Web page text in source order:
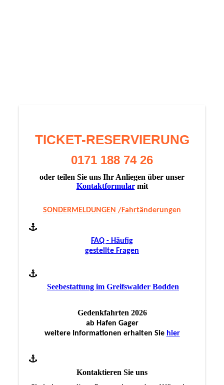
TICKET-RESERVIERUNG
0171 188 74 26
oder teilen Sie uns Ihr Anliegen über unser
Kontaktformularmit
SONDERMELDUNGEN /Fahrtänderungen
FAQ - Häufig
gestellte Fragen
Seebestattung im Greifswalder Bodden
Gedenkfahrten 2026
ab Hafen Gager
weitere Informationen erhalten Sie hier
Kontaktieren Sie uns